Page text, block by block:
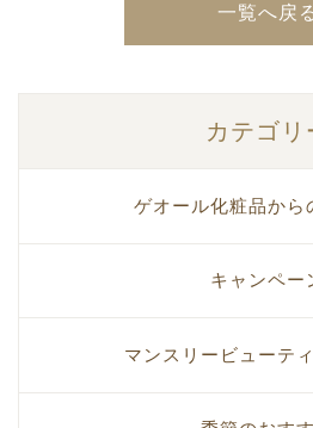
一覧へ戻
カテゴリ
ゲオール化粧品から
キャンペー
マンスリービューテ